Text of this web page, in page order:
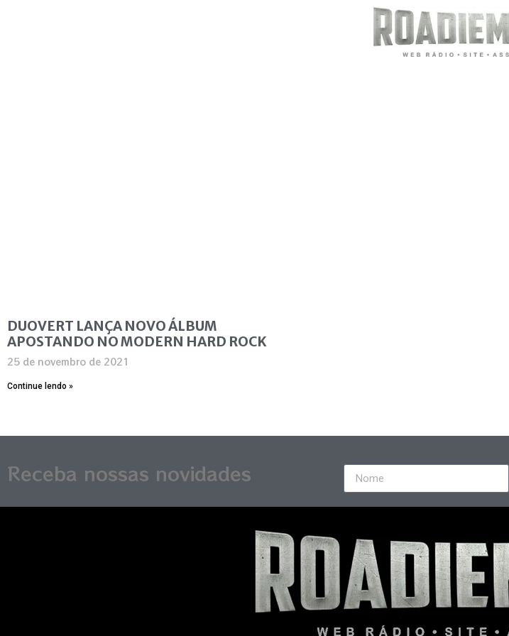
DUOVERT LANÇA NOVO ÁLBUM
APOSTANDO NO MODERN HARD ROCK
25 de novembro de 2021
Continue lendo »
Receba nossas novidades